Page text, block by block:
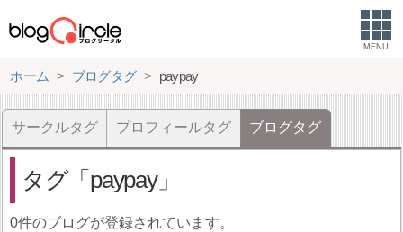
MENU
ホーム ブログタグ paypay
サークルタグ プロフィールタグ ブログタグ
タグ paypay
0件のブログが登録されています。